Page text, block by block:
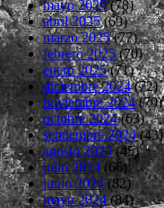
mayo 2025(78)
abril 2025(69)
marzo 2025(77)
febrero 2025(70)
enero 2025(71)
diciembre 2024(72)
noviembre 2024(70)
octubre 2024(63)
septiembre 2024(43)
agosto 2024(45)
julio 2024 (66)
junio 2024 (82)
mayo 2024(84)